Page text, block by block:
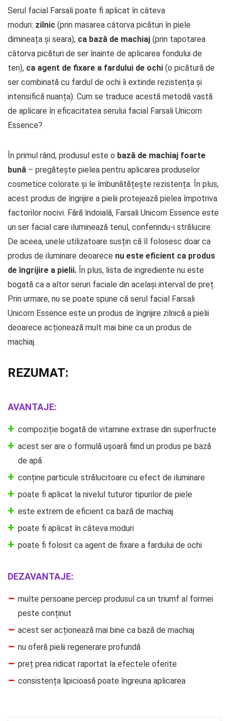
Serul facial Farsali poate fi aplicat în câteva
moduri: zilnic (prin masarea câtorva picături în piele
dimineața și seara), ca bază de machiaj (prin tapotarea
câtorva picături de ser înainte de aplicarea fondului de
ten), ca agent de fixare a fardului de ochi (o picătură de
ser combinată cu fardul de ochi îi extinde rezistența și
intensifică nuanța). Cum se traduce acestă metodă vastă
de aplicare în eficacitatea serului facial Farsali Unicorn
Essence?
În primul rând, produsul este o bază de machiaj foarte
bună – pregătește pielea pentru aplicarea produselor
cosmetice colorate și le îmbunătățește rezistența. În plus,
acest produs de îngrijire a pielii protejează pielea împotriva
factorilor nocivi. Fără îndoială, Farsali Unicorn Essence este
un ser facial care iluminează tenul, conferindu-i strălucire.
De aceea, unele utilizatoare susțin că îl folosesc doar ca
produs de iluminare deoarece nu este eficient ca produs
de îngrijire a pielii. În plus, lista de ingrediente nu este
bogată ca a altor seruri faciale din același interval de preț.
Prin urmare, nu se poate spune că serul facial Farsali
Unicorn Essence este un produs de îngrijire zilnică a pielii
deoarece acționează mult mai bine ca un produs de
machiaj.
REZUMAT:
AVANTAJE:
compoziție bogată de vitamine extrase din superfructe
acest ser are o formulă ușoară fiind un produs pe bază
de apă
conține particule strălucitoare cu efect de iluminare
poate fi aplicat la nivelul tuturor tipurilor de piele
este extrem de eficient ca bază de machiaj
poate fi aplicat în câteva moduri
poate fi folosit ca agent de fixare a fardului de ochi
DEZAVANTAJE:
multe persoane percep produsul ca un triumf al formei
peste conținut
acest ser acționează mai bine ca bază de machiaj
nu oferă pielii regenerare profundă
preț prea ridicat raportat la efectele oferite
consistența lipicioasă poate îngreuna aplicarea